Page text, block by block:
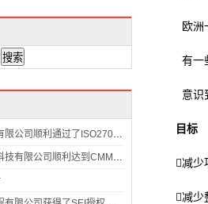
欧洲
有一
意识
目标
减少
减少